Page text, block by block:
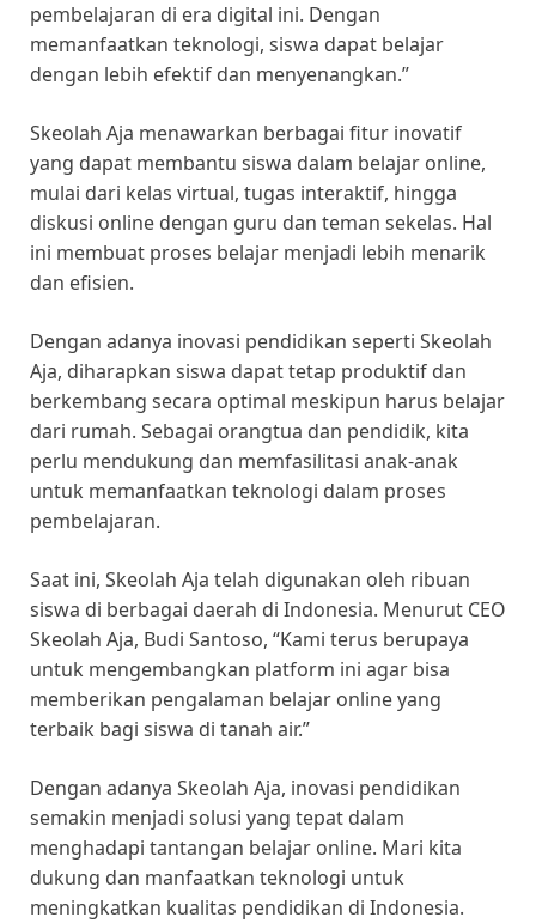
pembelajaran di era digital ini. Dengan
memanfaatkan teknologi, siswa dapat belajar
dengan lebih efektif dan menyenangkan.”
Skeolah Aja menawarkan berbagai fitur inovatif
yang dapat membantu siswa dalam belajar online,
mulai dari kelas virtual, tugas interaktif, hingga
diskusi online dengan guru dan teman sekelas. Hal
ini membuat proses belajar menjadi lebih menarik
dan efisien.
Dengan adanya inovasi pendidikan seperti Skeolah
Aja, diharapkan siswa dapat tetap produktif dan
berkembang secara optimal meskipun harus belajar
dari rumah. Sebagai orangtua dan pendidik, kita
perlu mendukung dan memfasilitasi anak-anak
untuk memanfaatkan teknologi dalam proses
pembelajaran.
Saat ini, Skeolah Aja telah digunakan oleh ribuan
siswa di berbagai daerah di Indonesia. Menurut CEO
Skeolah Aja, Budi Santoso, “Kami terus berupaya
untuk mengembangkan platform ini agar bisa
memberikan pengalaman belajar online yang
terbaik bagi siswa di tanah air.”
Dengan adanya Skeolah Aja, inovasi pendidikan
semakin menjadi solusi yang tepat dalam
menghadapi tantangan belajar online. Mari kita
dukung dan manfaatkan teknologi untuk
meningkatkan kualitas pendidikan di Indonesia.